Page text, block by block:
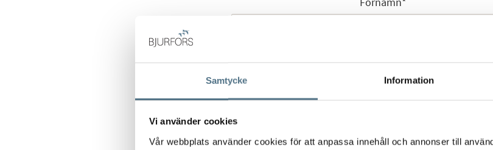
Samtycke Information
Vi använder cookies
Vår webbplats använder cookies för att anpassa innehåll och annonser till
Efternamn*